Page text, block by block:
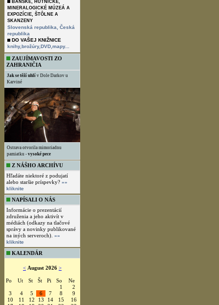
BANSKÉ, HUTNÍCKE,
MINERALOGICKÉ MÚZEÁ A
EXPOZÍCIE, ŠTÔLNE A
SKANZENY
Slovenská republika,
Česká
republika
DO VAŠEJ KNIŽNICE
knihy,brožúry,DVD,mapy...
ZAUJÍMAVOSTI ZO
ZAHRANIČIA
Jak se těží uhlí v Dole Darkov u
Karviné
Ostrava otvorila mimoriadnu
pamiatku - vysoké pece
Z NÁŠHO ARCHÍVU
Hľadáte niektoré z podujatí
alebo staršie príspevky? »»
kliknite
NAPÍSALI O NÁS
Informácie o prezentácií
združenia a jeho aktivít v
médiách (odkazy na tlačové
správy a novinky publikované
na iných serveroch). »»
kliknite
KALENDÁR
< August 2026 >
Po Ut St Št Pi So
Ne
1
2
3
4 5 6 7 8
9
10
11 12 13 14 15
16